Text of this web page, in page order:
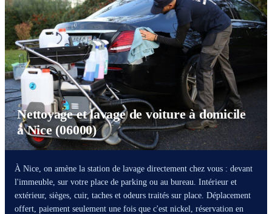
Nettoyage et lavage de voiture à domicile
à Nice (06000)
À Nice, on amène la station de lavage directement chez vous : devant
l'immeuble, sur votre place de parking ou au bureau. Intérieur et
extérieur, sièges, cuir, taches et odeurs traités sur place. Déplacement
offert, paiement seulement une fois que c'est nickel, réservation en